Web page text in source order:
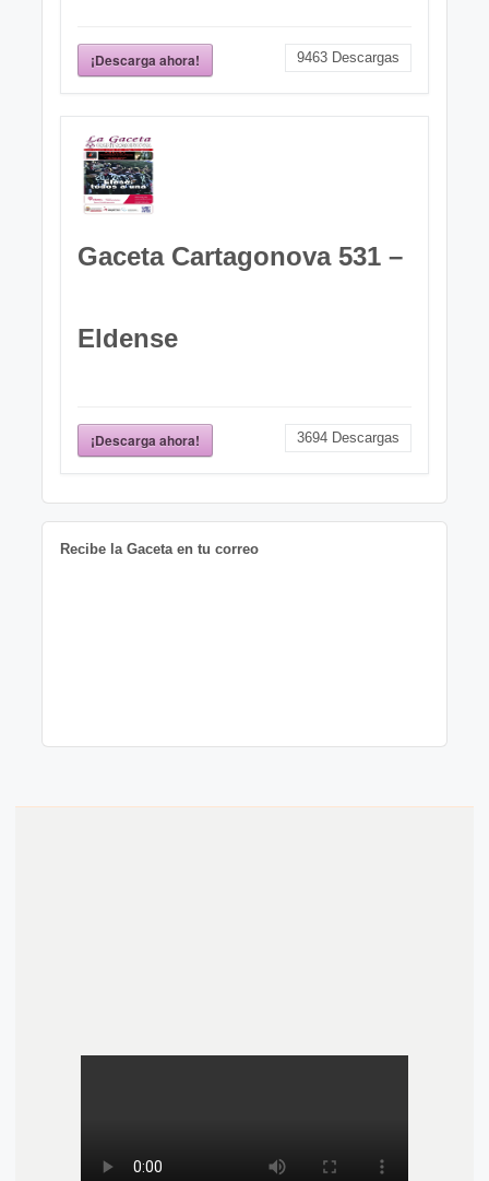
¡Descarga ahora! 9463 Descargas
Gaceta Cartagonova 531 –
Eldense
¡Descarga ahora! 3694 Descargas
Recibe la Gaceta en tu correo